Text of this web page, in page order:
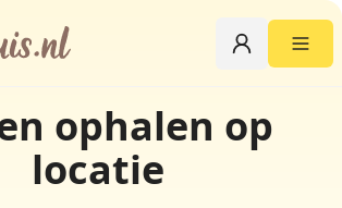
ophalen op
locatie